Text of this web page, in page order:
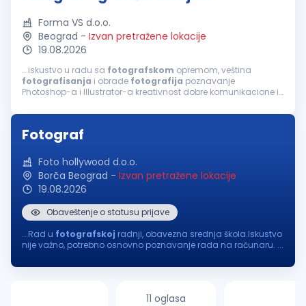
Forma VS d.o.o.
Beograd - Izvan pretražene lokacije
19.08.2026
...iskustvo u radu sa fotografskom opremom, veština
fotografisanja i obrade fotografija poznavanje
Photoshop-a i Illustrator-a kreativnost dobre komunikacione i
proizvoda i obradafotografijakreiranje...
Fotograf
Foto hollywood d.o.o.
Borča Beograd - Izvan pretražene lokacije
19.08.2026
Obaveštenje o statusu prijave
...Rad u fotografskoj radnji, obavezna srednja škola.Iskustvo
nije važno, potrebno osnovno poznavanje rada na računaru. ...
11 oglasa